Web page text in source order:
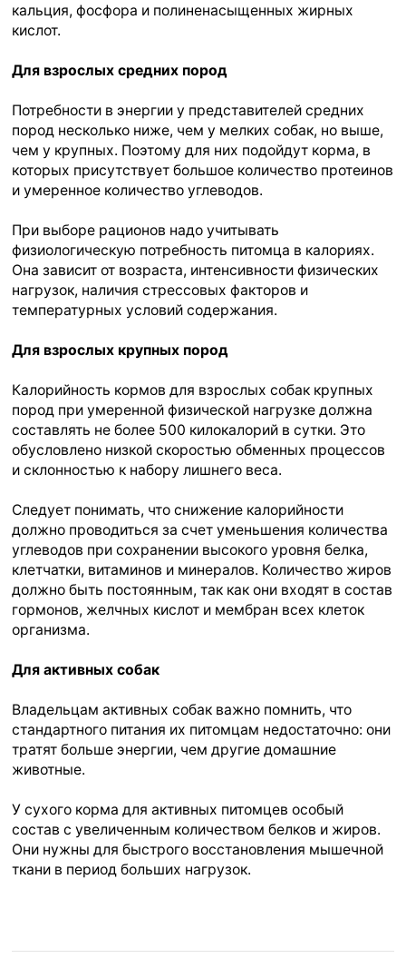
кальция, фосфора и полиненасыщенных жирных
кислот.
Для взрослых средних пород
Потребности в энергии у представителей средних
пород несколько ниже, чем у мелких собак, но выше,
чем у крупных. Поэтому для них подойдут корма, в
которых присутствует большое количество протеинов
и умеренное количество углеводов.
При выборе рационов надо учитывать
физиологическую потребность питомца в калориях.
Она зависит от возраста, интенсивности физических
нагрузок, наличия стрессовых факторов и
температурных условий содержания.
Для взрослых крупных пород
Калорийность кормов для взрослых собак крупных
пород при умеренной физической нагрузке должна
составлять не более 500 килокалорий в сутки. Это
обусловлено низкой скоростью обменных процессов
и склонностью к набору лишнего веса.
Следует понимать, что снижение калорийности
должно проводиться за счет уменьшения количества
углеводов при сохранении высокого уровня белка,
клетчатки, витаминов и минералов. Количество жиров
должно быть постоянным, так как они входят в состав
гормонов, желчных кислот и мембран всех клеток
организма.
Для активных собак
Владельцам активных собак важно помнить, что
стандартного питания их питомцам недостаточно: они
тратят больше энергии, чем другие домашние
животные.
У сухого корма для активных питомцев особый
состав с увеличенным количеством белков и жиров.
Они нужны для быстрого восстановления мышечной
ткани в период больших нагрузок.